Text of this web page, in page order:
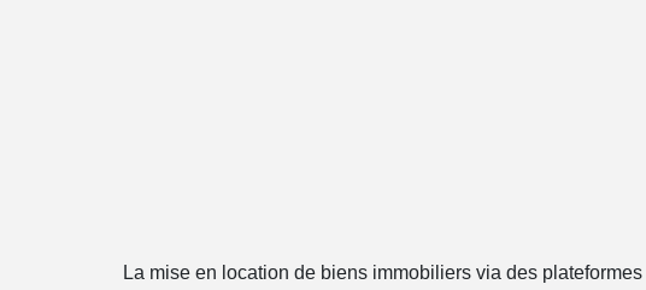
La mise en location de biens immobiliers via des